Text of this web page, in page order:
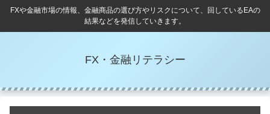
FXや金融市場の情報、金融商品の選び方やリスクについて、回しているEAの
結果などを発信していきます。
FX・金融リテラシー